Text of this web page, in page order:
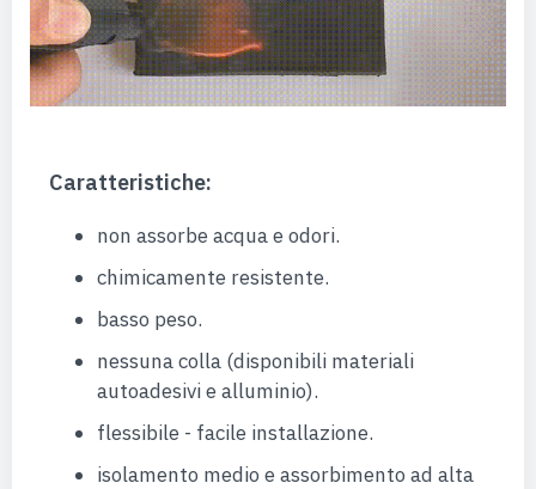
Caratteristiche:
non assorbe acqua e odori.
chimicamente resistente.
basso peso.
nessuna colla (disponibili materiali
autoadesivi e alluminio).
flessibile - facile installazione.
isolamento medio e assorbimento ad alta